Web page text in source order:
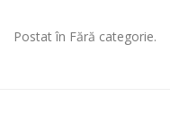
Postat în Fără categorie.